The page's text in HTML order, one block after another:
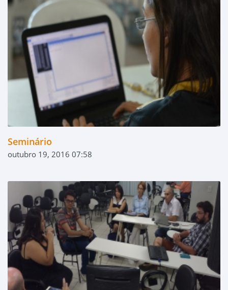
Seminário
outubro 19, 2016 07:58